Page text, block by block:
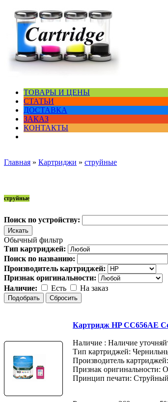
ТОВАРЫ И ЦЕНЫ
СТАТЬИ
ДОСТАВКА
ЗАКАЗ
КОНТАКТЫ
Главная » Картриджи » струйные
струйные
Поиск по устройству:
Обычный фильтр
Тип картриджей:
Поиск по названию:
Производитель картриджей:
Признак оригинальности:
Наличие:
Есть На заказ
Картридж HP CC656AE
Наличие : Наличие
Тип картриджей:
Производитель
Признак оригинальности:
Принцип печати: Струйный